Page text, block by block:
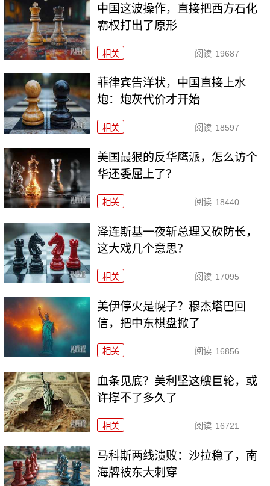
中国这波操作，直接把西方石化
霸权打出了原形
相关 阅读 19687
菲律宾告洋状，中国直接上水
炮：炮灰代价才开始
相关 阅读 18597
美国最狠的反华鹰派，怎么访个
华还委屈上了？
相关 阅读 18440
泽连斯基一夜斩总理又砍防长，
这大戏几个意思？
相关 阅读 17095
美伊停火是幌子？穆杰塔巴回
信，把中东棋盘掀了
相关 阅读 16856
血条见底？美利坚这艘巨轮，或
许撑不了多久了
相关 阅读 16721
马科斯两线溃败：沙拉稳了，南
海牌被东大刺穿